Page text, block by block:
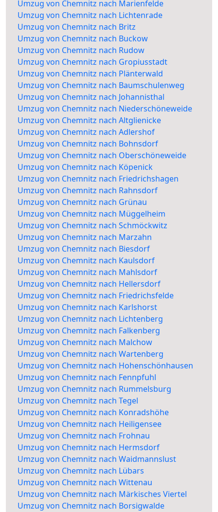
Umzug von Chemnitz nach Marienfelde
Umzug von Chemnitz nach Lichtenrade
Umzug von Chemnitz nach Britz
Umzug von Chemnitz nach Buckow
Umzug von Chemnitz nach Rudow
Umzug von Chemnitz nach Gropiusstadt
Umzug von Chemnitz nach Plänterwald
Umzug von Chemnitz nach Baumschulenweg
Umzug von Chemnitz nach Johannisthal
Umzug von Chemnitz nach Niederschöneweide
Umzug von Chemnitz nach Altglienicke
Umzug von Chemnitz nach Adlershof
Umzug von Chemnitz nach Bohnsdorf
Umzug von Chemnitz nach Oberschöneweide
Umzug von Chemnitz nach Köpenick
Umzug von Chemnitz nach Friedrichshagen
Umzug von Chemnitz nach Rahnsdorf
Umzug von Chemnitz nach Grünau
Umzug von Chemnitz nach Müggelheim
Umzug von Chemnitz nach Schmöckwitz
Umzug von Chemnitz nach Marzahn
Umzug von Chemnitz nach Biesdorf
Umzug von Chemnitz nach Kaulsdorf
Umzug von Chemnitz nach Mahlsdorf
Umzug von Chemnitz nach Hellersdorf
Umzug von Chemnitz nach Friedrichsfelde
Umzug von Chemnitz nach Karlshorst
Umzug von Chemnitz nach Lichtenberg
Umzug von Chemnitz nach Falkenberg
Umzug von Chemnitz nach Malchow
Umzug von Chemnitz nach Wartenberg
Umzug von Chemnitz nach Hohenschönhausen
Umzug von Chemnitz nach Fennpfuhl
Umzug von Chemnitz nach Rummelsburg
Umzug von Chemnitz nach Tegel
Umzug von Chemnitz nach Konradshöhe
Umzug von Chemnitz nach Heiligensee
Umzug von Chemnitz nach Frohnau
Umzug von Chemnitz nach Hermsdorf
Umzug von Chemnitz nach Waidmannslust
Umzug von Chemnitz nach Lübars
Umzug von Chemnitz nach Wittenau
Umzug von Chemnitz nach Märkisches Viertel
Umzug von Chemnitz nach Borsigwalde